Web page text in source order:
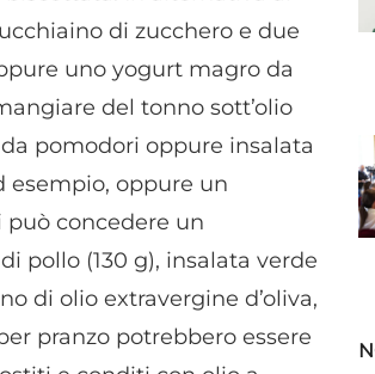
di zucchero e due
uno yogurt magro da
del tonno sott’olio
pomodori oppure insalata
esempio, oppure un
può concedere un
pollo (130 g), insalata verde
di olio extravergine d’oliva,
pranzo potrebbero essere